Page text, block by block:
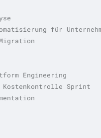
für
Engineering
Sprint